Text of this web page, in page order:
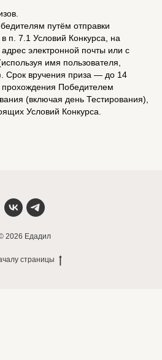
путём отправки
п. 7.1 Условий Конкурса, на
электронной почты или с
имя пользователя,
Срок вручения приза — до 14
Победителем
(включая день Тестирования),
Условий Конкурса.
2026 Едадил
страницы